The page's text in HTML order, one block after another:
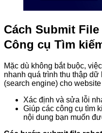
Cách Submit
Công cụ Tìm
Mặc dù không bắt buộc,
nhanh quá trình thu thập
(search engine) cho
Xác định và sửa lỗi
Giúp các công cụ tìm
nội dung bạn muốn